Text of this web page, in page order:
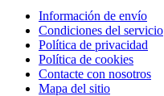
Información de envío
Condiciones del servicio
Política de privacidad
Política de cookies
Contacte con nosotros
Mapa del sitio